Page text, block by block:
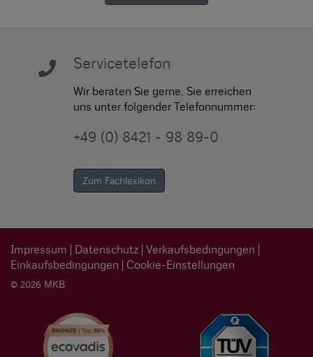
Servicetelefon
Wir beraten Sie gerne, Sie erreichen
uns unter folgender Telefonnummer:
+49 (0) 8421 - 98 89-0
Zum Fachlexikon
Impressum Datenschutz Verkaufsbedingungen
Einkaufsbedingungen
Cookie-Einstellungen
© 2026 MKB